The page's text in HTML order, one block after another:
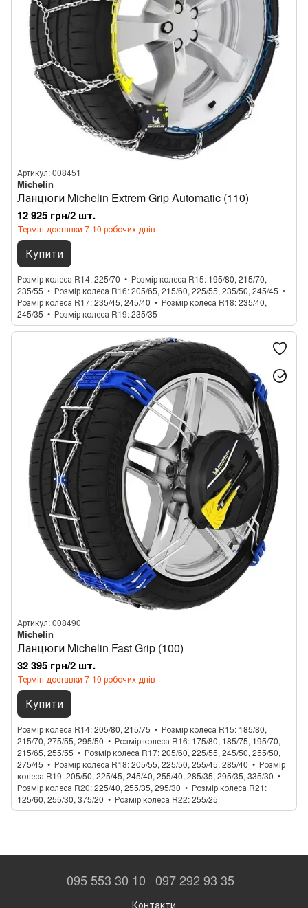
Артикул: 008451
Michelin
Ланцюги Michelin Extrem Grip Automatic (110)
12 925 грн/2 шт.
Термін доставки 7-10 робочих днів
Купити
Розмір колеса R14 225/70 Розмір колеса R15 195/80, 215/70,
235/55
Розмір колеса R16 205/65, 215/60, 225/55, 235/50, 245/45
Розмір колеса R17 235/45, 245/40 Розмір колеса R18 235/40,
245/35
Розмір колеса R19 235/35
Артикул: 008490
Michelin
Ланцюги Michelin Fast Grip (100)
32 395 грн/2 шт.
Термін доставки 7-10 робочих днів
Купити
Розмір колеса R14 205/80, 215/75 Розмір колеса R15 185/80,
215/70, 275/55, 295/50
Розмір колеса R16 175/80, 185/75, 195/70,
215/65, 255/55
Розмір колеса R17 205/60, 225/55, 245/50, 255/50,
275/45
Розмір колеса R18 205/55, 225/50, 255/45, 285/40
Розмір
колеса R19 205/50, 225/45, 245/40, 255/40, 285/35, 295/35, 335/30
Розмір колеса R20 225/40, 255/35, 295/30
Розмір колеса R21
125/60, 255/30, 375/20
Розмір колеса R22 255/25
095 553 30 10 097 292 93 35
Контакти